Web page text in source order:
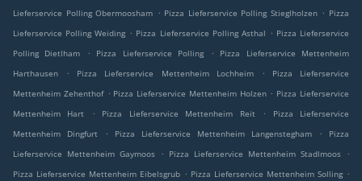
Lieferservice Polling Obermoosham . Pizza Lieferservice Polling Stieglholzen . Pizza
Lieferservice Polling Weiding . Pizza Lieferservice Polling Asthal . Pizza Lieferservice
Polling Dietlham
. Pizza Lieferservice Polling .
Pizza Lieferservice Mettenheim
Harthausen
. Pizza Lieferservice Mettenheim Lochheim .
Pizza Lieferservice
Mettenheim Zehenthof . Pizza Lieferservice Mettenheim Holzen . Pizza Lieferservice
Mettenheim Hart
. Pizza Lieferservice Mettenheim Reit .
Pizza Lieferservice
Mettenheim Dingfurt
. Pizza Lieferservice Mettenheim Langenstegham .
Pizza
Lieferservice Mettenheim Gaymoos
. Pizza Lieferservice Mettenheim Stadlmoos
.
Pizza Lieferservice Mettenheim Eibelsgrub . Pizza Lieferservice Mettenheim Solling .